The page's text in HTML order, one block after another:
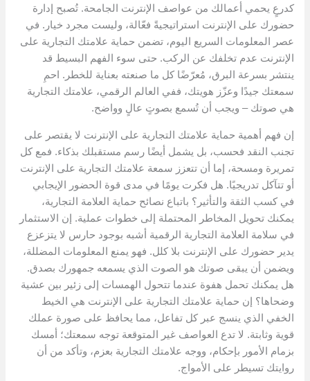
كدرعٍ يحمي أعمالك من عواصف الإنترنت الجامحة. تُصبح إدارة
حضورك على الإنترنت استراتيجيةً فعّالة، وليست مجرد خيار. في
عصر المعلومات السريع اليوم، تضمن حماية علامتك التجارية على
الإنترنت عدم تخلفك عن الركب. حتى سوء الفهم البسيط قد
ينتشر بسرعة البرق، مُعرّضًا كل ما صنعته بعناية للخطر. احمِ
سمعتك جيدًا وعزّز هويتك، ففي العالم الرقمي، علامتك التجارية
هي صوتك – ويجب أن تُسمع بصوتٍ عالٍ وواضح.
إن فهم أهمية حماية علامتك التجارية على الإنترنت لا يقتصر على
تجنب النقد فحسب، بل يشمل أيضًا رسم مستقبلك بذكاء. فمع كل
تمريرة ومسحة، إما أن تتعزز سمعة علامتك التجارية على الإنترنت
أو تتآكل تدريجيًا. هل فكرت يومًا في مدى قوة الحضور الإيجابي
في كسب الثقة والتأثير؟ باتباع نصائح حماية العلامة التجارية،
يمكنك تحويل المخاطر المحتملة إلى خطوات عملية. إن الاستثمار
في سلامة العلامة التجارية الرقمية أشبه بوجود حارس لا يتزعزع
يدير حضورك على الإنترنت بلا كلل. فهو يمنع المعلومات المضللة،
ويضمن أن يبقى صوتك هو الصوت الذي يسمعه جمهورك بصدق.
هل يمكنك تحمل هفوة عندما تتحول الهمسات إلى زئير بين عشية
وضحاها؟ إن حماية علامتك التجارية على الإنترنت هي الخيط
الخفي الذي ينسج عبر كل تفاعل، مما يحافظ على صورة عملك
قوية وثابتة. لا تدع العواصف غير المتوقعة توجه سمعتك؛ أمسك
بزمام الأمور بإحكام، ووجه علامتك التجارية بعزم، وتأكد من أن
روايتك تسيطر على الأمواج.